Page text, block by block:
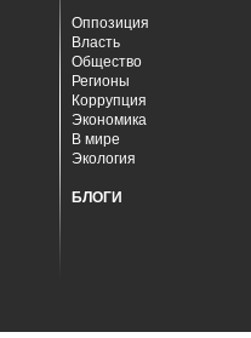
Оппозиция
Власть
Общество
Регионы
Коррупция
Экономика
В мире
Экология
БЛОГИ